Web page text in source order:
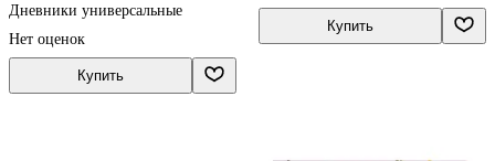
Дневники универсальные
Нет оценок
Купить
Купить